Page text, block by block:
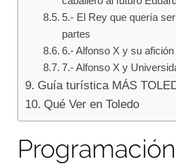
5.- El Rey que quería
partes
6.- Alfonso X y su afición
7.- Alfonso X y
Guía turística MÁS
Qué Ver en Toledo